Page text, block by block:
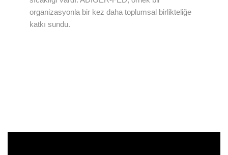
organizasyonla bir kez daha toplumsal birlikteliğe
katkı sundu.